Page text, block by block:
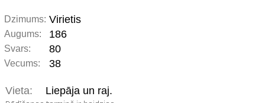
Dzimums: Virietis
Augums: 186
Svars: 80
Vecums: 38
Vieta: Liepāja un raj.